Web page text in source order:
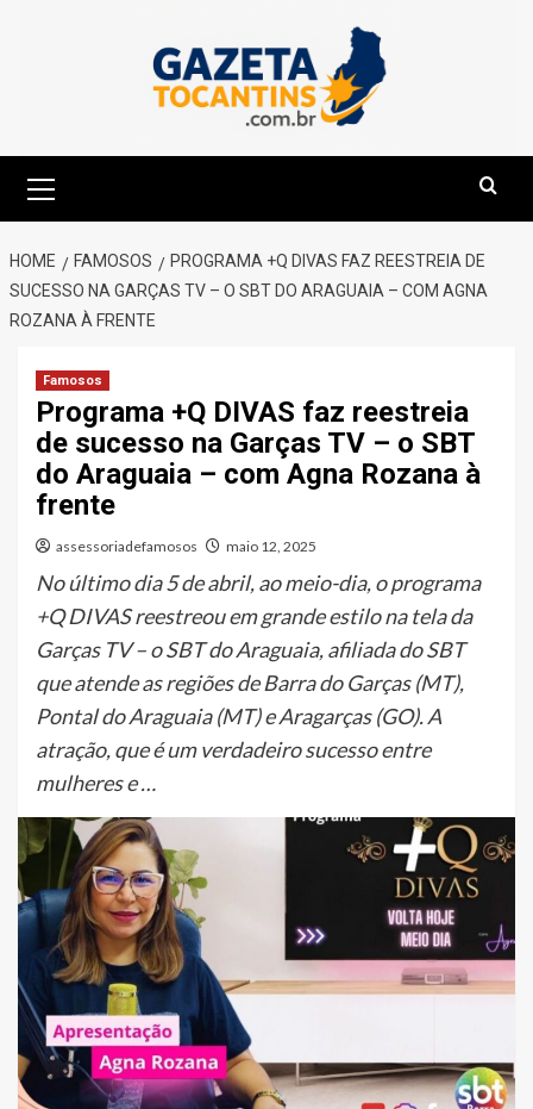
Menu
HOME FAMOSOS
PROGRAMA +Q DIVAS FAZ REESTREIA DE
SUCESSO NA GARÇAS TV – O SBT DO ARAGUAIA – COM AGNA
ROZANA À FRENTE
Famosos
Programa +Q DIVAS faz reestreia
de sucesso na Garças TV – o SBT
do Araguaia – com Agna Rozana à
frente
assessoriadefamosos maio 12, 2025
No último dia 5 de abril, ao meio-dia, o programa
+Q DIVAS reestreou em grande estilo na tela da
Garças TV – o SBT do Araguaia, afiliada do SBT
que atende as regiões de Barra do Garças (MT),
Pontal do Araguaia (MT) e Aragarças (GO). A
atração, que é um verdadeiro sucesso entre
mulheres e …